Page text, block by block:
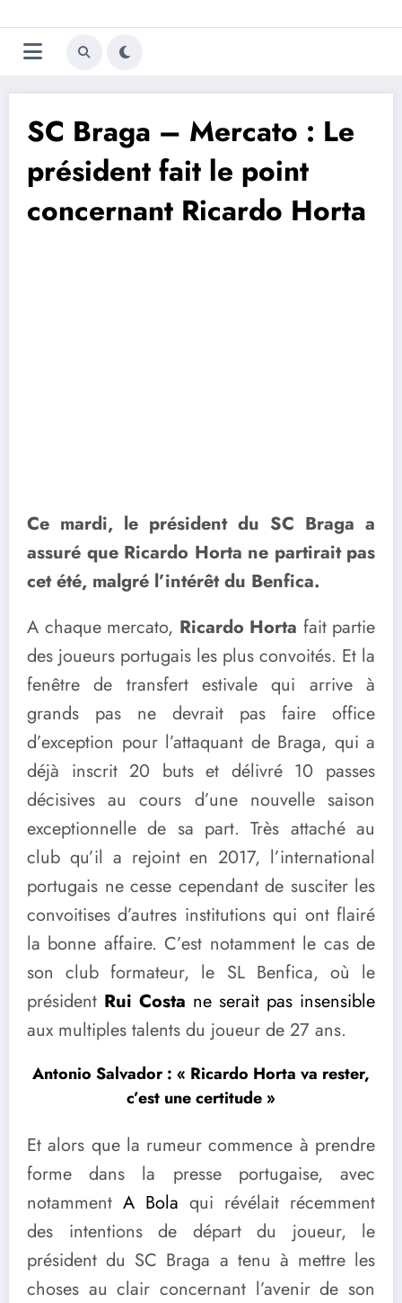
au
contenu
Trivela
L'actualité du football
SC Braga – Mercato : Le
président fait le point
concernant Ricardo Horta
Ce mardi, le président du SC Braga a
assuré que Ricardo Horta ne partirait pas
cet été, malgré l’intérêt du Benfica.
A chaque mercato, Ricardo Horta fait partie
des joueurs portugais les plus convoités. Et la
fenêtre de transfert estivale qui arrive à
grands pas ne devrait pas faire office
d’exception pour l’attaquant de Braga, qui a
déjà inscrit 20 buts et délivré 10 passes
décisives au cours d’une nouvelle saison
exceptionnelle de sa part. Très attaché au
club qu’il a rejoint en 2017, l’international
portugais ne cesse cependant de susciter les
convoitises d’autres institutions qui ont flairé
la bonne affaire. C’est notamment le cas de
son club formateur, le SL Benfica, où le
président Rui Costa ne serait pas insensible
aux multiples talents du joueur de 27 ans.
Antonio Salvador : « Ricardo Horta va rester,
c’est une certitude »
Et alors que la rumeur commence à prendre
forme dans la presse portugaise, avec
notamment A Bola qui révélait récemment
des intentions de départ du joueur, le
président du SC Braga a tenu à mettre les
choses au clair concernant l’avenir de son